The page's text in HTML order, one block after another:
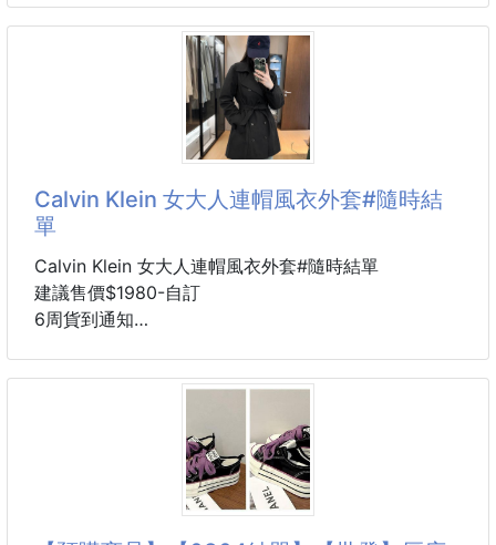
📌材質：鋅合金+PC
📌款式/顏色：隨機出貨
※廠商控價…零售價不可低於$119
姊妹們聽我說‼️這頂真的是今夏最狂防曬天花板🏆
在東京和首爾的街頭，那些穿著亞麻襯衫、鬆弛感滿滿
的小姐姐們，頭上絕對都是這一頂💕
簡約的穿搭裡最不能少的就是它，戴上去整個人的氛圍
感瞬間拉滿，直接變成精緻高光女孩💃
🎉🎉我們獨家開團一頂只要:$xxx
Calvin Klein 女大人連帽風衣外套#隨時結
單
Calvin Klein 女大人連帽風衣外套#隨時結單
建議售價$1980-自訂
6周貨到通知
身版型，穿上瞬間拉長比例，氣質直接升級✨
☁️ 防水布料，遇到毛毛雨也不用擔心
🧥 可拆式連帽，一件切換兩種風格
✨ 金屬 Logo 按扣，細節更顯質感